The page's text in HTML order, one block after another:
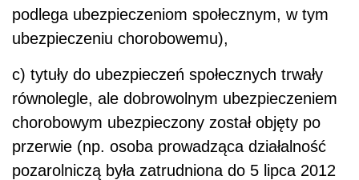
podlega ubezpieczeniom społecznym, w tym
ubezpieczeniu chorobowemu),
c) tytuły do ubezpieczeń społecznych trwały
równolegle, ale dobrowolnym ubezpieczeniem
chorobowym ubezpieczony został objęty po
przerwie (np. osoba prowadząca działalność
pozarolniczą była zatrudniona do 5 lipca 2012